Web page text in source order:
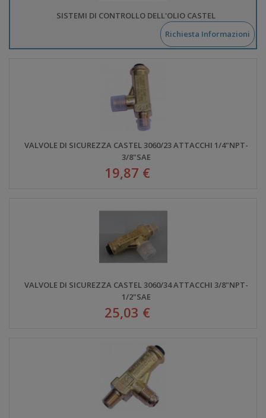
SISTEMI DI CONTROLLO DELL'OLIO CASTEL
Richiesta Informazioni
VALVOLE DI SICUREZZA CASTEL 3060/23 ATTACCHI 1/4"NPT-
3/8"SAE
19,87 €
VALVOLE DI SICUREZZA CASTEL 3060/34 ATTACCHI 3/8"NPT-
1/2"SAE
25,03 €